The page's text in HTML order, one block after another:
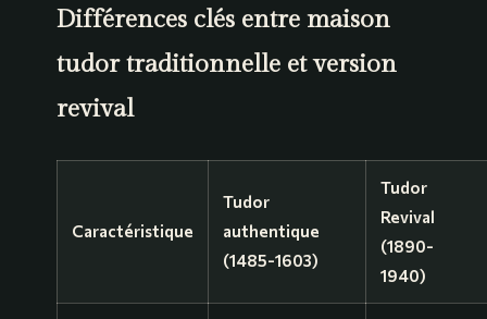
Différences clés entre maison
tudor traditionnelle et version
revival
Caractéristique
Tudor
authentique
(1485-1603)
Tudor
Revival
(1890-
1940)